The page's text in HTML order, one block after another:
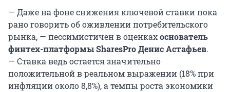
— Даже на фоне снижения ключевой ставки пока
рано говорить об оживлении потребительского
рынка, — пессимистичен в оценкахоснователь
финтех-платформы SharesPro Денис Астафьев.
— Ставка ведь остается значительно
положительной в реальном выражении (18% при
инфляции около 8,8%), а темпы роста экономики